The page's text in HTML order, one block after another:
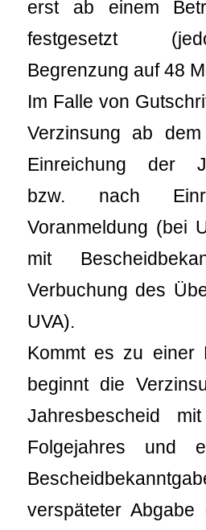
erst ab einem
festgesetzt
Begrenzung auf 48
Im Falle von
Verzinsung ab
Einreichung der
bzw. nach
Voranmeldung (bei
mit
Verbuchung des
UVA).
Kommt es zu einer
beginnt die
Jahresbescheid
Folgejahres und
verspäteter